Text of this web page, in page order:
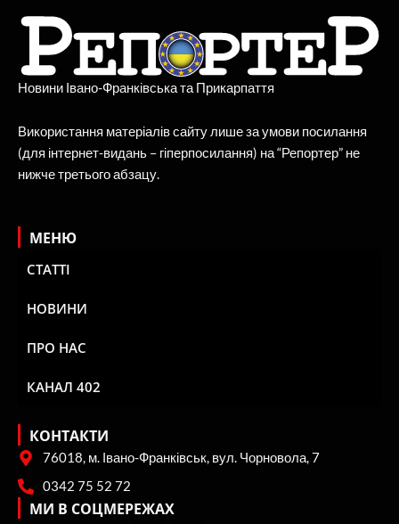
Новини Івано-Франківська та Прикарпаття
Використання матеріалів сайту лише за умови посилання
(для інтернет-видань – гіперпосилання) на “Репортер” не
нижче третього абзацу.
МЕНЮ
СТАТТІ
НОВИНИ
ПРО НАС
КАНАЛ 402
КОНТАКТИ
76018, м. Івано-Франківськ, вул. Чорновола, 7
0342 75 52 72
МИ В СОЦМЕРЕЖАХ